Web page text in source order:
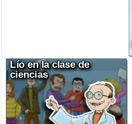
Lío en la clase de
ciencias